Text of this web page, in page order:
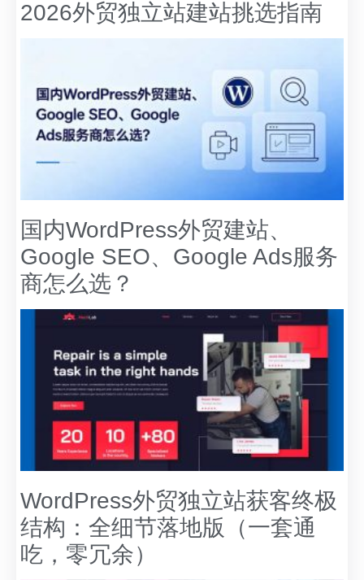
2026外贸独立站建站挑选指南
国内WordPress外贸建站、
Google SEO、Google Ads服务
商怎么选？
WordPress外贸独立站获客终极
结构：全细节落地版（一套通
吃，零冗余）